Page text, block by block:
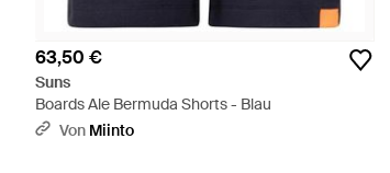
63,50 €
Suns
Boards Ale Bermuda Shorts - Blau
Von Miinto